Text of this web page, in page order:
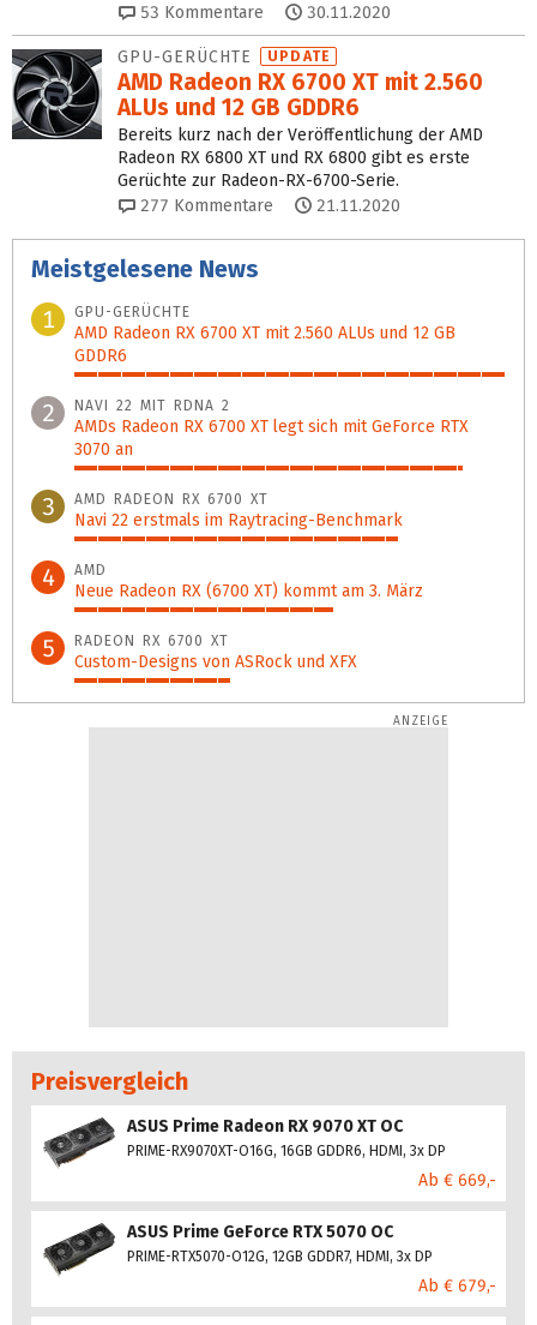
53 Kommentare 30.11.2020
GPU-GERÜCHTE UPDATE
AMD Radeon RX 6700 XT mit 2.560
ALUs und 12 GB GDDR6
Bereits kurz nach der Veröffentlichung der AMD
Radeon RX 6800 XT und RX 6800 gibt es erste
Gerüchte zur Radeon-RX-6700-Serie.
277 Kommentare 21.11.2020
Meistgelesene News
1
GPU-GERÜCHTE
AMD Radeon RX 6700 XT mit 2.560 ALUs und 12 GB
GDDR6
100%
2 NAVI 22 MIT RDNA 2
AMDs Radeon RX 6700 XT legt sich mit GeForce RTX
3070 an
90%
3 AMD RADEON RX 6700 XT
Navi 22 erstmals im Raytracing-Benchmark
75%
4 AMD
Neue Radeon RX (6700 XT) kommt am 3. März
60%
5 RADEON RX 6700 XT
Custom-Designs von ASRock und XFX
36%
Preisvergleich
ASUS Prime Radeon RX 9070 XT OC
PRIME-RX9070XT-O16G, 16GB GDDR6, HDMI, 3x DP
Ab € 669,-
ASUS Prime GeForce RTX 5070 OC
PRIME-RTX5070-O12G, 12GB GDDR7, HDMI, 3x DP
Ab € 679,-